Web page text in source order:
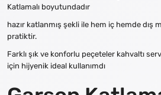
Katlamalı boyutundadır
hazır katlanmış şekli ile hem iç hemde dış
pratiktir.
Farklı şık ve konforlu peçeteler kahvaltı
için hijyenik ideal kullanımdı